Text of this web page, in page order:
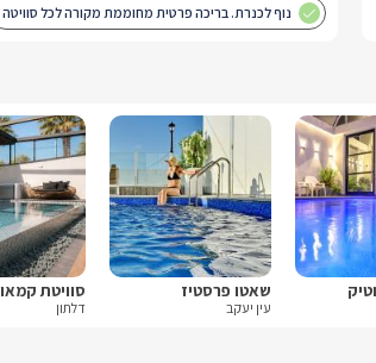
נוף לכנרת. בריכה פרטית מחוממת מקורה לכל סוויטה
שאטו פרסטיז
עין יעקב
סוויטת קמאו
דלתון